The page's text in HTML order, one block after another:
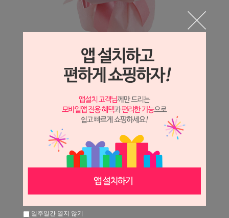
일주일간 열지 않기